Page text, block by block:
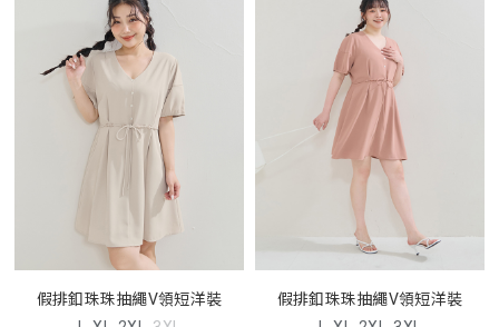
假排釦珠珠抽繩V領短洋裝
假排釦珠珠抽繩V領短洋裝